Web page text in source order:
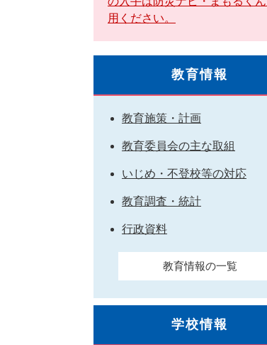
用ください。
教育情報
教育施策・計画
教育委員会の主な取組
いじめ・不登校等の対応
教育調査・統計
行政資料
教育情報の一覧
学校情報